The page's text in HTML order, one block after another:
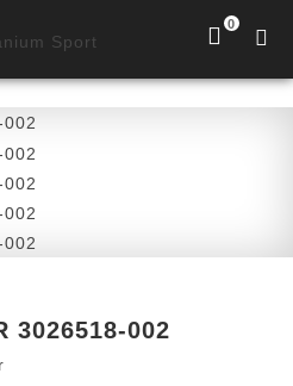
0
3026518-002